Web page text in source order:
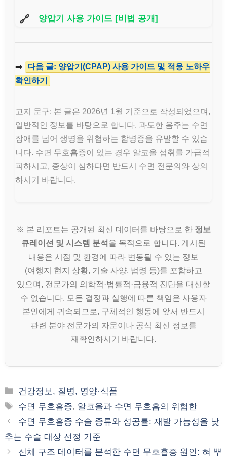
🔗 양압기 사용 가이드 [비법 공개]
➡️
다음 글: 양압기(CPAP) 사용 가이드 및 적응 노하우
확인하기
고지 문구: 본 글은 2026년 1월 기준으로 작성되었으며,
일반적인 정보를 바탕으로 합니다. 과도한 음주는 수면
장애를 넘어 생명을 위협하는 합병증을 유발할 수 있습
니다. 수면 무호흡증이 있는 경우 알코올 섭취를 가급적
피하시고, 증상이 심하다면 반드시 수면 전문의와 상의
하시기 바랍니다.
※ 본 리포트는 공개된 최신 데이터를 바탕으로 한 정보
큐레이션 및 시스템 분석 을 목적으로 합니다. 게시된
내용은 시점 및 환경에 따라 변동될 수 있는 정보
(여행지 현지 상황, 기술 사양, 법령 등)를 포함하고
있으며, 전문가의 의학적·법률적·금융적 진단을 대신할
수 없습니다. 모든 결정과 실행에 따른 책임은 사용자
본인에게 귀속되므로, 구체적인 행동에 앞서 반드시
관련 분야 전문가의 자문이나 공식 최신 정보를
재확인하시기 바랍니다.
카
테
리
건강정보, 질병, 영양·식품
태
그
수면 무호흡증, 알코올과 수면 무호흡의 위험한
수면 무호흡증 수술 종류와 성공률: 재발 가능성을 낮
추는 수술 대상 선정 기준
신체 구조 데이터를 분석한 수면 무호흡증 원인: 혀 뿌